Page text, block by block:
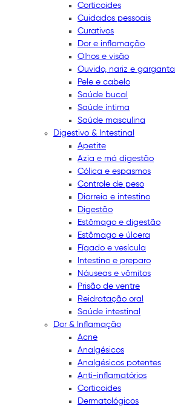
Corticoides
Cuidados pessoais
Curativos
Dor e inflamação
Olhos e visão
Ouvido, nariz e garganta
Pele e cabelo
Saúde bucal
Saúde íntima
Saúde masculina
Digestivo & Intestinal
Apetite
Azia e má digestão
Cólica e espasmos
Controle de peso
Diarreia e intestino
Digestão
Estômago e digestão
Estômago e úlcera
Fígado e vesícula
Intestino e preparo
Náuseas e vômitos
Prisão de ventre
Reidratação oral
Saúde intestinal
Dor & Inflamação
Acne
Analgésicos
Analgésicos potentes
Anti-inflamatórios
Corticoides
Dermatológicos